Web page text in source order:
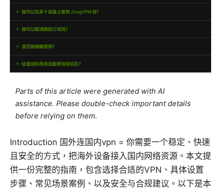
Parts of this article were generated with AI
assistance. Please double-check important details
before relying on them.
Introduction 国外连国内vpn = 你需要一个稳定、快速
且安全的方式，把海外设备接入国内网络资源。本文提
供一份完整的指南，包含选择合适的VPN、具体设置
步骤、常见场景案例、以及安全与合规建议。以下是本